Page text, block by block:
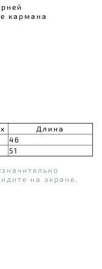
кармана
Длина
46
51
на экране.